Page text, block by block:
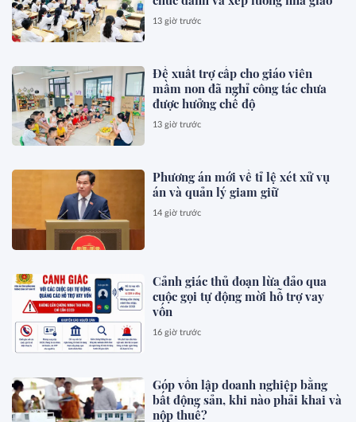
13 giờ trước
Đề xuất trợ cấp cho giáo viên
mầm non đã nghỉ công tác chưa
được hưởng chế độ
13 giờ trước
Phương án mới về tỉ lệ xét xử vụ
án và quản lý giam giữ
14 giờ trước
Cảnh giác thủ đoạn lừa đảo qua
cuộc gọi tự động mời hỗ trợ vay
vốn
16 giờ trước
Góp vốn lập doanh nghiệp bằng
bất động sản, khi nào phải khai và
nộp thuế?